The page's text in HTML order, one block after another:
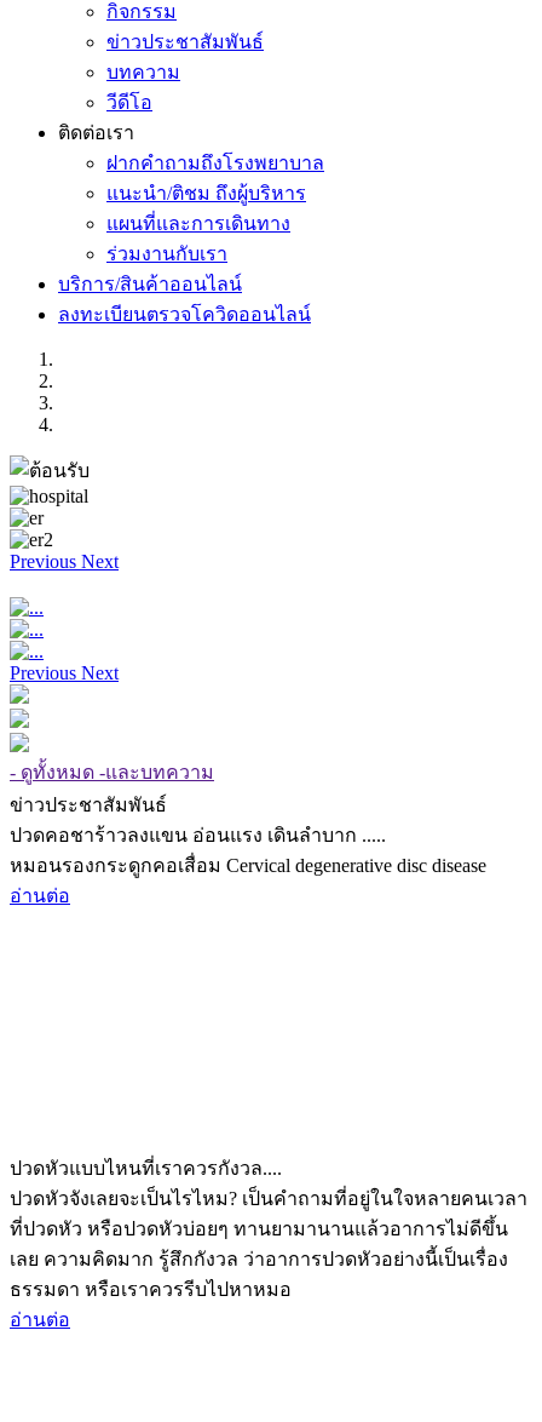
กิจกรรม
ข่าวประชาสัมพันธ์
บทความ
วีดีโอ
ติดต่อเรา
ฝากคำถามถึงโรงพยาบาล
แนะนำ/ติชม ถึงผู้บริหาร
แผนที่และการเดินทาง
ร่วมงานกับเรา
บริการ/สินค้าออนไลน์
ลงทะเบียนตรวจโควิดออนไลน์
Previous Next
Previous Next
- ดูทั้งหมด -และบทความ
ข่าวประชาสัมพันธ์
ปวดคอชาร้าวลงแขน อ่อนแรง เดินลำบาก .....
หมอนรองกระดูกคอเสื่อม Cervical degenerative disc disease
อ่านต่อ
ปวดหัวแบบไหนที่เราควรกังวล....
ปวดหัวจังเลยจะเป็นไรไหม? เป็นคำถามที่อยู่ในใจหลายคนเวลา
ที่ปวดหัว หรือปวดหัวบ่อยๆ ทานยามานานแล้วอาการไม่ดีขึ้น
เลย ความคิดมาก รู้สึกกังวล ว่าอาการปวดหัวอย่างนี้เป็นเรื่อง
ธรรมดา หรือเราควรรีบไปหาหมอ
อ่านต่อ